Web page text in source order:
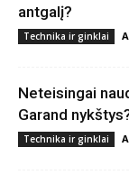
antgalį?
Technika ir ginklai
Neteisingai
Garand
Technika ir ginklai